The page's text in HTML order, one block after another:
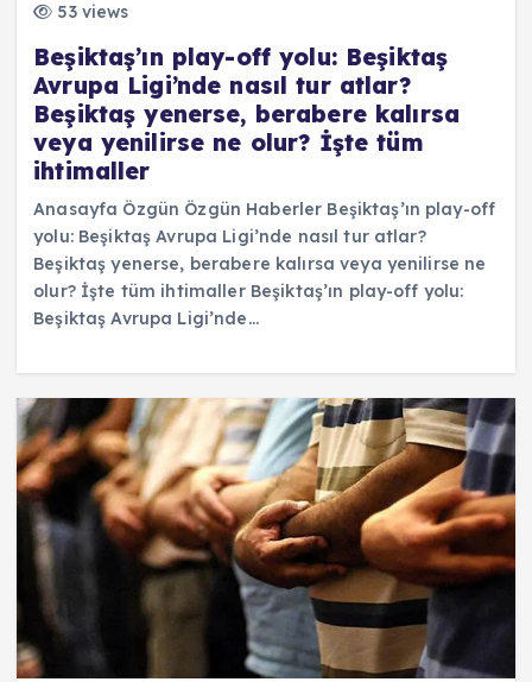
53 views
Beşiktaş’ın play-off yolu: Beşiktaş
Avrupa Ligi’nde nasıl tur atlar?
Beşiktaş yenerse, berabere kalırsa
veya yenilirse ne olur? İşte tüm
ihtimaller
Anasayfa Özgün Özgün Haberler Beşiktaş’ın play-off
yolu: Beşiktaş Avrupa Ligi’nde nasıl tur atlar?
Beşiktaş yenerse, berabere kalırsa veya yenilirse ne
olur? İşte tüm ihtimaller Beşiktaş’ın play-off yolu:
Beşiktaş Avrupa Ligi’nde…